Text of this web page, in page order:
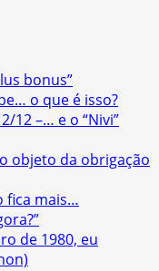
bonus”
o que é isso?
12 –… e o “Nivi”
objeto da obrigação
fica mais…
de 1980, eu